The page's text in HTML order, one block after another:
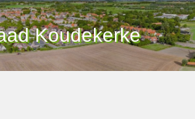
Koudekerke